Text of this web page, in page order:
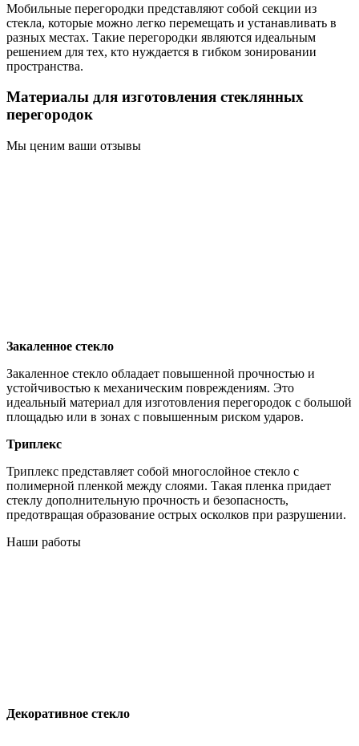
Мобильные перегородки представляют собой секции из
стекла, которые можно легко перемещать и устанавливать в
разных местах. Такие перегородки являются идеальным
решением для тех, кто нуждается в гибком зонировании
пространства.
Материалы для изготовления стеклянных
перегородок
Мы ценим ваши отзывы
Закаленное стекло
Закаленное стекло обладает повышенной прочностью и
устойчивостью к механическим повреждениям. Это
идеальный материал для изготовления перегородок с большой
площадью или в зонах с повышенным риском ударов.
Триплекс
Триплекс представляет собой многослойное стекло с
полимерной пленкой между слоями. Такая пленка придает
стеклу дополнительную прочность и безопасность,
предотвращая образование острых осколков при разрушении.
Наши работы
Декоративное стекло